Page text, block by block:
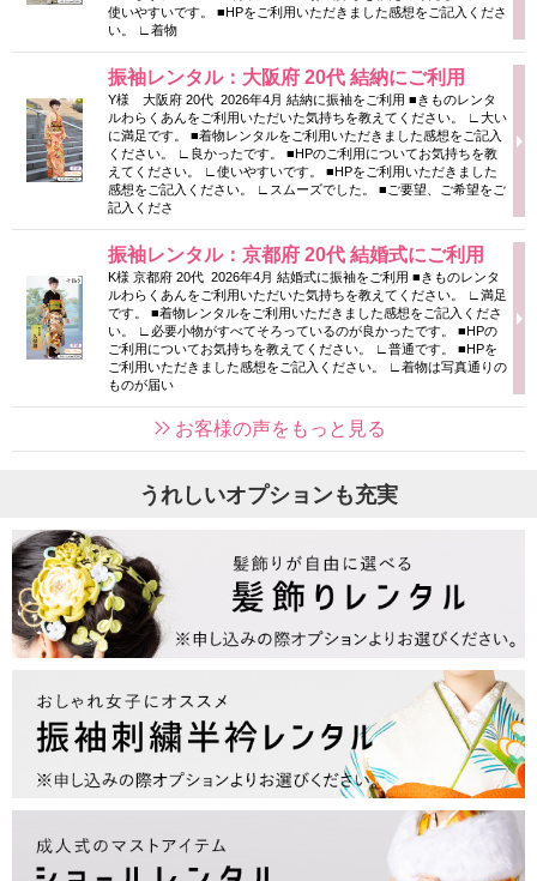
使いやすいです。 ■HPをご利用いただきました感想をご記入くださ
い。 ∟着物
振袖レンタル：大阪府 20代 結納にご利用
Y様 大阪府 20代 2026年4月 結納に振袖をご利用 ■きものレンタ
ルわらくあんをご利用いただいた気持ちを教えてください。 ∟大い
に満足です。 ■着物レンタルをご利用いただきました感想をご記入
ください。 ∟良かったです。 ■HPのご利用についてお気持ちを教
えてください。 ∟使いやすいです。 ■HPをご利用いただきました
感想をご記入ください。 ∟スムーズでした。 ■ご要望、ご希望をご
記入くださ
振袖レンタル：京都府 20代 結婚式にご利用
K様 京都府 20代 2026年4月 結婚式に振袖をご利用 ■きものレンタ
ルわらくあんをご利用いただいた気持ちを教えてください。 ∟満足
です。 ■着物レンタルをご利用いただきました感想をご記入くださ
い。 ∟必要小物がすべてそろっているのが良かったです。 ■HPの
ご利用についてお気持ちを教えてください。 ∟普通です。 ■HPを
ご利用いただきました感想をご記入ください。 ∟着物は写真通りの
ものが届い
お客様の声をもっと見る
うれしいオプションも充実